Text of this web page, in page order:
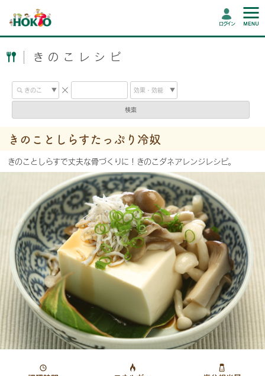
ログイン
きのこレシピ
検索
きのことしらすたっぷり冷奴
きのことしらすで丈夫な骨づくりに！きのこダネアレンジレシピ。